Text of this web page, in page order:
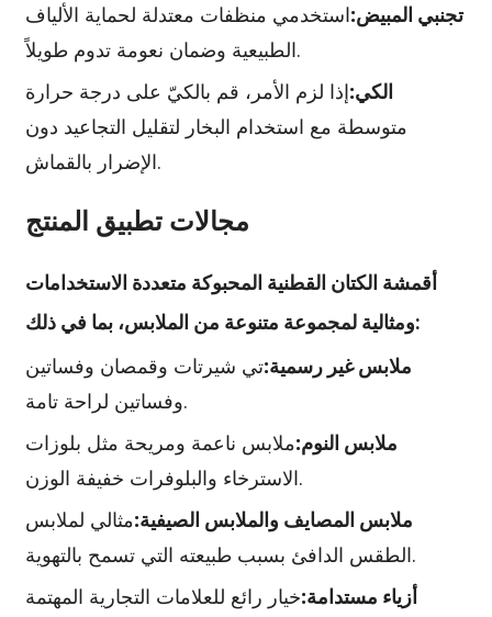
تجنبي المبيض:استخدمي منظفات معتدلة لحماية الألياف
الطبيعية وضمان نعومة تدوم طويلاً.
الكي:إذا لزم الأمر، قم بالكيّ على درجة حرارة
متوسطة مع استخدام البخار لتقليل التجاعيد دون
الإضرار بالقماش.
مجالات تطبيق المنتج
أقمشة الكتان القطنية المحبوكة متعددة الاستخدامات
ومثالية لمجموعة متنوعة من الملابس، بما في ذلك:
ملابس غير رسمية:تي شيرتات وقمصان وفساتين
وفساتين لراحة تامة.
ملابس النوم:ملابس ناعمة ومريحة مثل بلوزات
الاسترخاء والبلوفرات خفيفة الوزن.
ملابس المصايف والملابس الصيفية:مثالي لملابس
الطقس الدافئ بسبب طبيعته التي تسمح بالتهوية.
أزياء مستدامة:خيار رائع للعلامات التجارية المهتمة